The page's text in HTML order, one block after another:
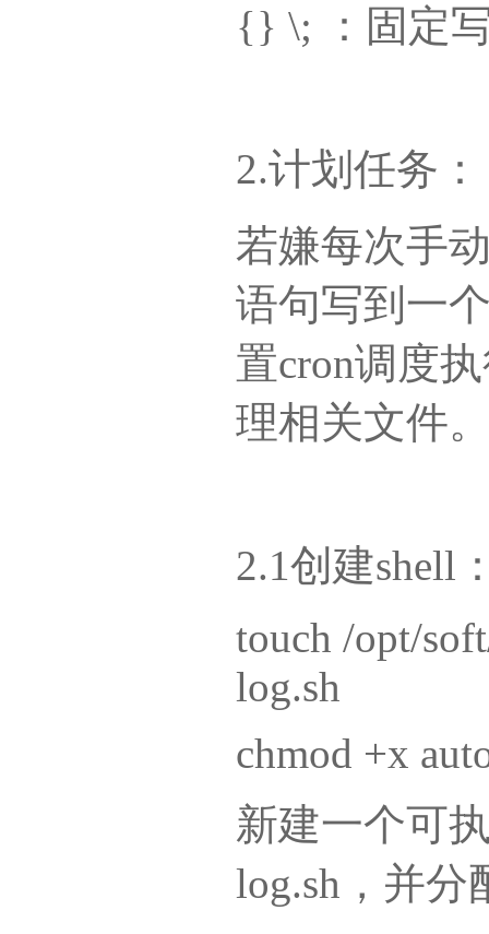
{} \; ：固定
2.计划任务：
若嫌每次手
语句写到一
置cron调度
理相关文件
2.1创建shell
touch /opt/
log.sh
chmod +x
新建一个可
log.sh，并分